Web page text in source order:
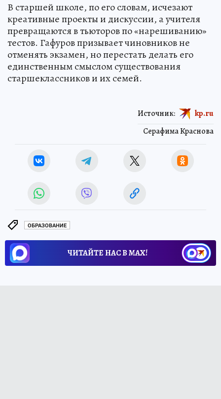
В старшей школе, по его словам, исчезают
креативные проекты и дискуссии, а учителя
превращаются в тьюторов по «нарешиванию»
тестов. Гафуров призывает чиновников не
отменять экзамен, но перестать делать его
единственным смыслом существования
старшеклассников и их семей.
Серафима Краснова
Источник: kp.ru
ОБРАЗОВАНИЕ
ЧИТАЙТЕ НАС В МАХ!